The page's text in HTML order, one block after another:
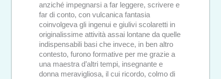
anziché impegnarsi a far leggere, scrivere e
far di conto, con vulcanica fantasia
coinvolgeva gli ingenui e giulivi scolaretti in
originalissime attività assai lontane da quelle
indispensabili basi che invece, in ben altro
contesto, furono formative per me grazie a
una maestra d’altri tempi, insegnante e
donna meravigliosa, il cui ricordo, colmo di